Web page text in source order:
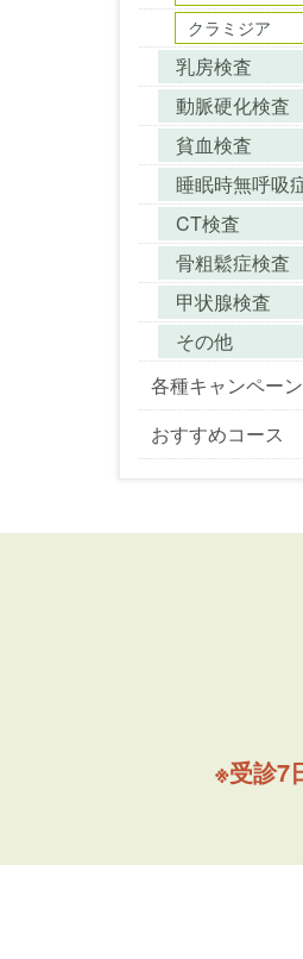
クラミジア
乳房検査
動脈硬化検査
貧血検査
睡眠時無呼吸
CT検査
骨粗鬆症検査
甲状腺検査
その他
各種キャンペーン
おすすめコース
※受診7